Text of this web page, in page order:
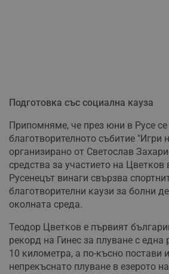
Подготовка със социална кауза
Припомняме, че през юни в Русе
благотворителното събитие "Игри
организирано от Светослав
средства за участието на
Русенецът винаги свързва
благотворителни каузи за болни
околната среда.
Теодор Цветков е първият
рекорд на Гинес за плуване с
10 километра, а по-късно постави
непрекъснато плуване в езерото